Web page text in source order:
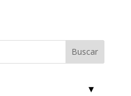
Buscar